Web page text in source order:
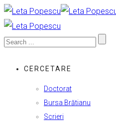
CERCETARE
Doctorat
Bursa Brătianu
Scrieri